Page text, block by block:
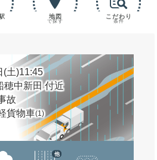
地図
で探す
こだわり
条件
(土)11:45
穂中新田 付近
故
貨物車(1)
他